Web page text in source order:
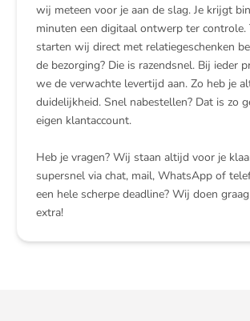
wij meteen voor je aan de slag. Je krijgt
minuten een digitaal ontwerp ter controle.
starten wij direct met relatiegeschenken
de bezorging? Die is razendsnel. Bij ieder
we de verwachte levertijd aan. Zo heb je
duidelijkheid. Snel nabestellen? Dat is zo
eigen klantaccount.
Heb je vragen? Wij staan altijd voor je
supersnel via chat, mail, WhatsApp of
een hele scherpe deadline? Wij doen
extra!